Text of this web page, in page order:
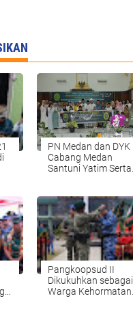
PN Medan dan DYK
Cabang Medan
Santuni Yatim Serta
1
Pangkoopsud II
Dikukuhkan sebagai
Warga Kehormatan